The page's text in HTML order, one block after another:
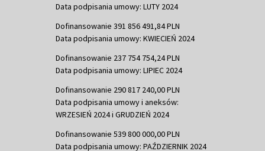
Data podpisania umowy: LUTY 2024
Dofinansowanie 391 856 491,84 PLN
Data podpisania umowy: KWIECIEŃ 2024
Dofinansowanie 237 754 754,24 PLN
Data podpisania umowy: LIPIEC 2024
Dofinansowanie 290 817 240,00 PLN
Data podpisania umowy i aneksów:
WRZESIEŃ 2024 i GRUDZIEŃ 2024
Dofinansowanie 539 800 000,00 PLN
Data podpisania umowy: PAŹDZIERNIK 2024